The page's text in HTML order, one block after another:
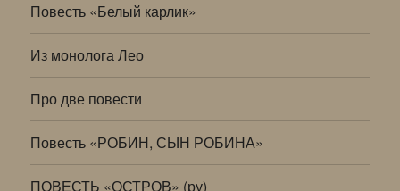
Повесть «Белый карлик»
Из монолога Лео
Про две повести
Повесть «РОБИН, СЫН РОБИНА»
ПОВЕСТЬ «ОСТРОВ» (ру)